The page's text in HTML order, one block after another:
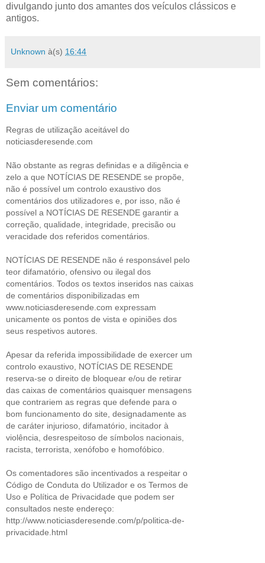
divulgando junto dos amantes dos veículos clássicos e
antigos.
Unknown à(s) 16:44
Sem comentários:
Enviar um comentário
Regras de utilização aceitável do
noticiasderesende.com
Não obstante as regras definidas e a diligência e
zelo a que NOTÍCIAS DE RESENDE se propõe,
não é possível um controlo exaustivo dos
comentários dos utilizadores e, por isso, não é
possível a NOTÍCIAS DE RESENDE garantir a
correção, qualidade, integridade, precisão ou
veracidade dos referidos comentários.
NOTÍCIAS DE RESENDE não é responsável pelo
teor difamatório, ofensivo ou ilegal dos
comentários. Todos os textos inseridos nas caixas
de comentários disponibilizadas em
www.noticiasderesende.com expressam
unicamente os pontos de vista e opiniões dos
seus respetivos autores.
Apesar da referida impossibilidade de exercer um
controlo exaustivo, NOTÍCIAS DE RESENDE
reserva-se o direito de bloquear e/ou de retirar
das caixas de comentários quaisquer mensagens
que contrariem as regras que defende para o
bom funcionamento do site, designadamente as
de caráter injurioso, difamatório, incitador à
violência, desrespeitoso de símbolos nacionais,
racista, terrorista, xenófobo e homofóbico.
Os comentadores são incentivados a respeitar o
Código de Conduta do Utilizador e os Termos de
Uso e Política de Privacidade que podem ser
consultados neste endereço:
http://www.noticiasderesende.com/p/politica-de-
privacidade.html